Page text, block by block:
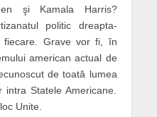
şi Kamala Harris?
politic dreapta-
Grave vor fi, în
american actual de
de toată lumea
Statele Americane.
Unite.